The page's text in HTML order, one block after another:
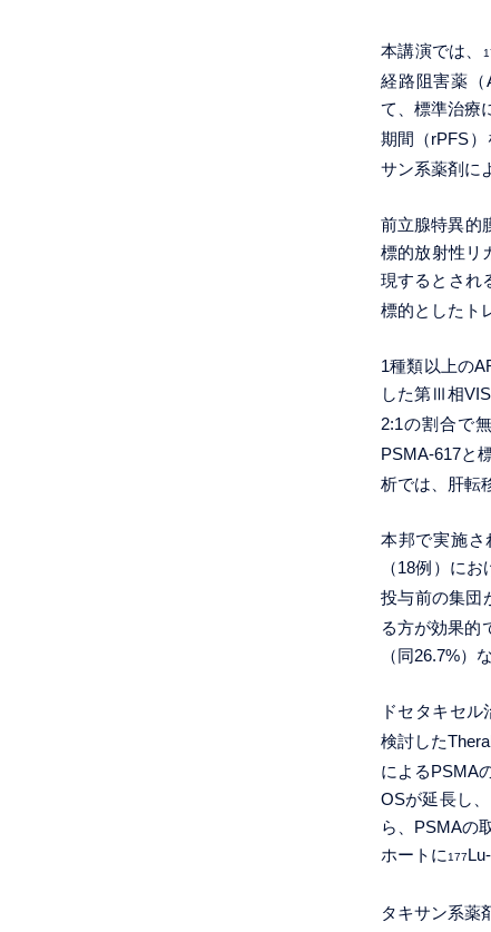
本講演では、
経路阻害薬（
て、標準治療
期間（rPFS）
サン系薬剤に
前立腺特異的
標的放射性リ
現するとされ
標的としたト
1種類以上の
した第Ⅲ相
2:1の割合で
PSMA-617と
析では、肝転
本邦で実施
（18例）にお
投与前の集団
る方が効果的
（同26.7%）
ドセタキセ
検討した
によるPSMA
OSが延長し
ら、PSMAの
ホートに 177
タキサン系薬